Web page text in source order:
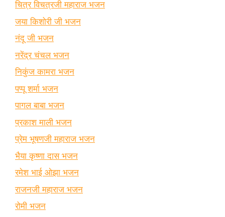
चित्र विचत्रजी महाराज भजन
जया किशोरी जी भजन
नंदू जी भजन
नरेंद्र चंचल भजन
निकुंज कामरा भजन
पप्पू शर्मा भजन
पागल बाबा भजन
प्रकाश माली भजन
प्रेम भूषणजी महाराज भजन
भैया कृष्णा दास भजन
रमेश भाई ओझा भजन
राजनजी महाराज भजन
रोमी भजन